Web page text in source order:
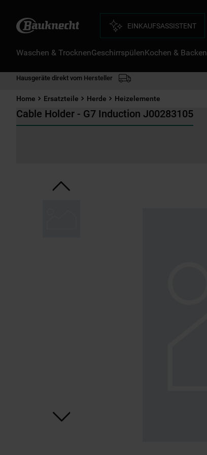
EINKAUFSASSISTENT
Waschen & TrocknenGeschirrspülenKochen & Backen
Hausgeräte direkt vom Hersteller
Home Ersatzteile Herde Heizelemente
Cable Holder - G7 Induction J00283105